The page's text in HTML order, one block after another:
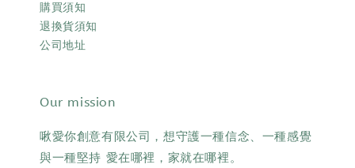
購買須知
退換貨須知
公司地址
Our mission
啾愛你創意有限公司，想守護一種信念、一種感覺
與一種堅持 愛在哪裡，家就在哪裡。